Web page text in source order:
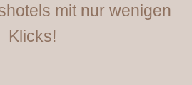
mit nur wenigen
Klicks!